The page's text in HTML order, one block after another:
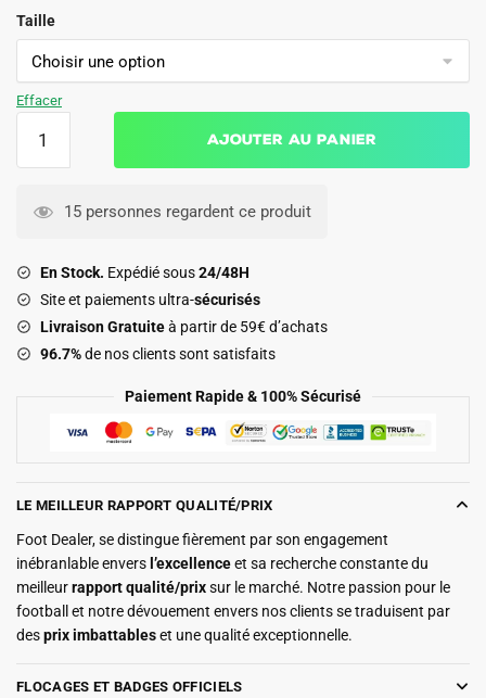
79.90€.49.90€.
Taille
Effacer
Maillot
2025
2026
Noir
Charbon
Ajouter au panier
15 personnes regardent ce produit
En Stock. Expédié sous24/48H
Site et paiements ultra-sécurisés
Livraison Gratuiteà partir de 59€ d’achats
96.7%de nos clients sont satisfaits
Paiement Rapide & 100% Sécurisé
LE MEILLEUR RAPPORT QUALITÉ/PRIX
Foot Dealer, se distingue fièrement par son engagement
inébranlable envers l’excellenceet sa recherche constante du
meilleurrapport qualité/prixsur le marché. Notre passion pour le
football et notre dévouement envers nos clients se traduisent par
desprix imbattableset une qualité exceptionnelle.
FLOCAGES ET BADGES OFFICIELS